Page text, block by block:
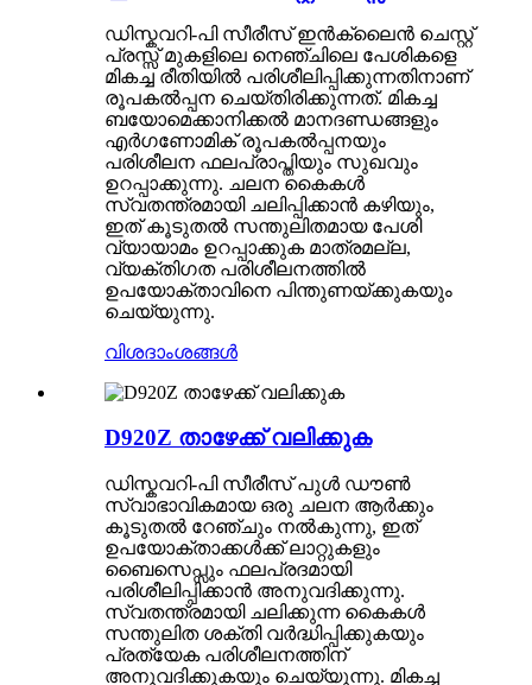
ഡിസ്കവറി-പി സീരീസ് ഇൻക്ലൈൻ ചെസ്റ്റ്
പ്രസ്സ് മുകളിലെ നെഞ്ചിലെ പേശികളെ
മികച്ച രീതിയിൽ പരിശീലിപ്പിക്കുന്നതിനാണ്
രൂപകൽപ്പന ചെയ്തിരിക്കുന്നത്. മികച്ച
ബയോമെക്കാനിക്കൽ മാനദണ്ഡങ്ങളും
എർഗണോമിക് രൂപകൽപ്പനയും
പരിശീലന ഫലപ്രാപ്തിയും സുഖവും
ഉറപ്പാക്കുന്നു. ചലന കൈകൾ
സ്വതന്ത്രമായി ചലിപ്പിക്കാൻ കഴിയും,
ഇത് കൂടുതൽ സന്തുലിതമായ പേശി
വ്യായാമം ഉറപ്പാക്കുക മാത്രമല്ല,
വ്യക്തിഗത പരിശീലനത്തിൽ
ഉപയോക്താവിനെ പിന്തുണയ്ക്കുകയും
ചെയ്യുന്നു.
വിശദാംശങ്ങൾ
D920Z താഴേക്ക് വലിക്കുക
ഡിസ്കവറി-പി സീരീസ് പുൾ ഡൗൺ
സ്വാഭാവികമായ ഒരു ചലന ആർക്കും
കൂടുതൽ റേഞ്ചും നൽകുന്നു, ഇത്
ഉപയോക്താക്കൾക്ക് ലാറ്റുകളും
ബൈസെപ്സും ഫലപ്രദമായി
പരിശീലിപ്പിക്കാൻ അനുവദിക്കുന്നു.
സ്വതന്ത്രമായി ചലിക്കുന്ന കൈകൾ
സന്തുലിത ശക്തി വർദ്ധിപ്പിക്കുകയും
പ്രത്യേക പരിശീലനത്തിന്
അനുവദിക്കുകയും ചെയ്യുന്നു. മികച്ച